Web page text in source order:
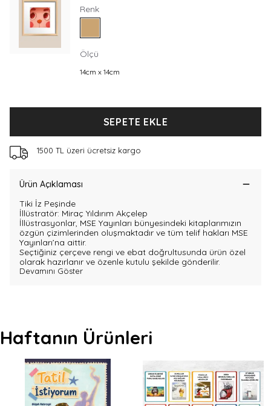
Renk
Ölçü
14cm x 14cm
SEPETE EKLE
1500 TL üzeri ücretsiz kargo
Ürün Açıklaması
Tiki İz Peşinde
İllüstratör: Miraç Yıldırım Akçelep
İllüstrasyonlar, MSE Yayınları bünyesindeki kitaplarımızın
özgün çizimlerinden oluşmaktadır ve tüm telif hakları MSE
Yayınları’na aittir.
Seçtiğiniz çerçeve rengi ve ebat doğrultusunda ürün özel
olarak hazırlanır ve özenle kutulu şekilde gönderilir.
Devamını Göster
Haftanın Ürünleri